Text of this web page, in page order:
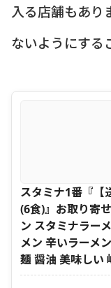
入る店舗もあり
ないようにする
スタミナ1番『【
(6食)』お取り寄
ン スタミナラー
メン 辛いラーメ
麺 醤油 美味しい